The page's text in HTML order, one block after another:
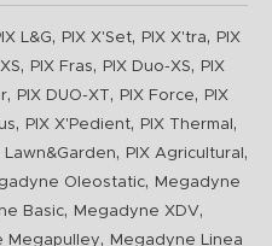
L&G, PIX X'Set, PIX X'tra,
PIX
, PIX Fras, PIX Duo-XS,
PIX
, PIX DUO-XT , PIX Force,
PIX
, PIX X'Pedient, PIX Thermal ,
Lawn&Garden, PIX Agricultural ,
Oleostatic,
Megadyne
Basic, Megadyne XDV,
Megapulley, Megadyne Linea